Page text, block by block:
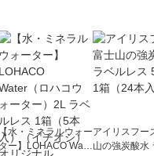
【水・ミネラルウォー
ー】LOHACO Wate
アイリスフー
山の強炭酸水